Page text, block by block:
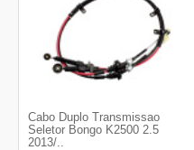
Cabo Duplo Transmissao
Seletor Bongo K2500 2.5
2013/..